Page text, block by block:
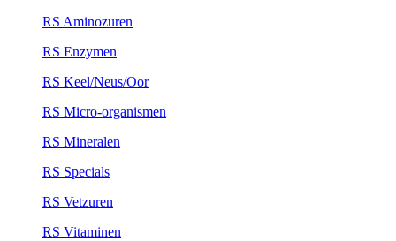
RS Aminozuren
RS Enzymen
RS Keel/Neus/Oor
RS Micro-organismen
RS Mineralen
RS Specials
RS Vetzuren
RS Vitaminen